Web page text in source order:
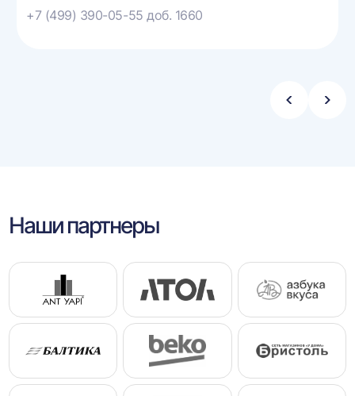
+7 (499) 390-05-55 доб. 1660
Стрелка
Наши партнеры